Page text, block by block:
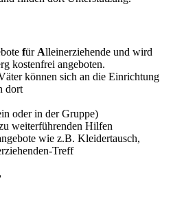
fürAlleinerziehende und wird
kostenfrei angeboten.
können sich an die Einrichtung
dort
oder in der Gruppe)
weiterführenden Hilfen
wie z.B. Kleidertausch,
Treff